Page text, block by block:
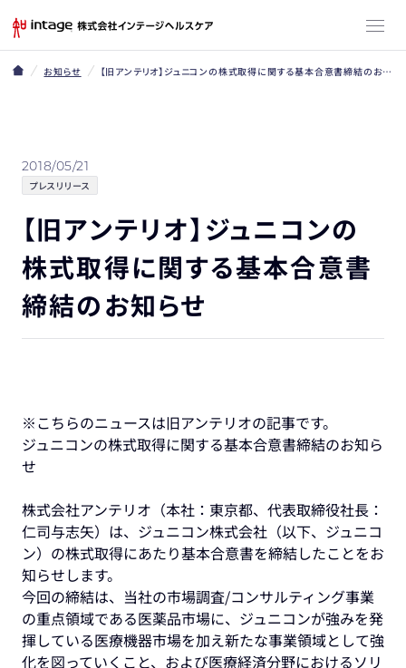
お知らせ 【旧アンテリオ】ジュニコンの株式取得に関する基本合意書締結のお知らせ
2018/05/21
プレスリリース
【旧アンテリオ】ジュニコンの
株式取得に関する基本合意書
締結のお知らせ
※こちらのニュースは旧アンテリオの記事です。
ジュニコンの株式取得に関する基本合意書締結のお知ら
せ
株式会社アンテリオ（本社：東京都、代表取締役社長：
仁司与志矢）は、ジュニコン株式会社（以下、ジュニコ
ン）の株式取得にあたり基本合意書を締結したことをお
知らせします。
今回の締結は、当社の市場調査/コンサルティング事業
の重点領域である医薬品市場に、ジュニコンが強みを発
揮している医療機器市場を加え新たな事業領域として強
化を図っていくこと、および医療経済分野におけるソリ